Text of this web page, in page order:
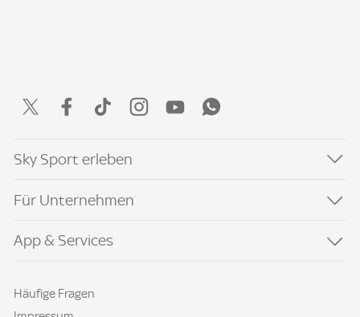
Sky Sport erleben
Für Unternehmen
App & Services
Häufige Fragen